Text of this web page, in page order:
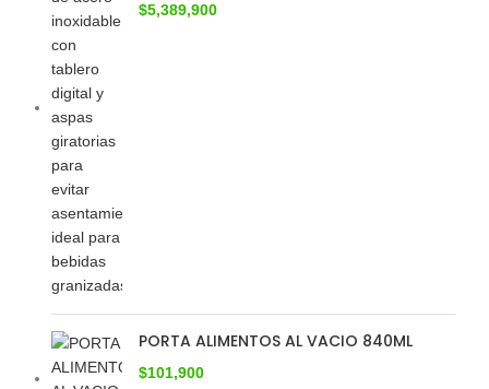
$5,389,900
PORTA ALIMENTOS AL VACIO 840ML
$101,900